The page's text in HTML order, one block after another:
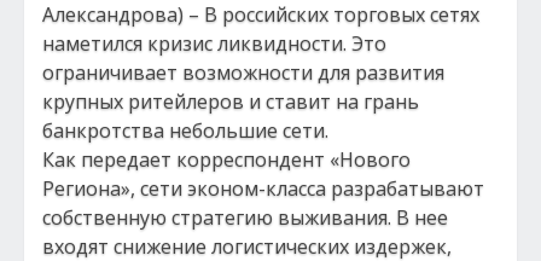
Александрова) – В российских торговых сетях
наметился кризис ликвидности. Это
ограничивает возможности для развития
крупных ритейлеров и ставит на грань
банкротства небольшие сети.
Как передает корреспондент «Нового
Региона», сети эконом-класса разрабатывают
собственную стратегию выживания. В нее
входят снижение логистических издержек,